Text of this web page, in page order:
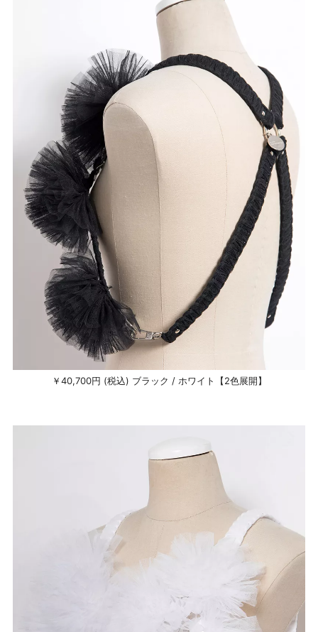
￥40,700円 (税込) ブラック / ホワイト【2色展開】